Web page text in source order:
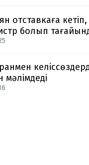
отставкаға кетіп,
болып
мәлімдеді